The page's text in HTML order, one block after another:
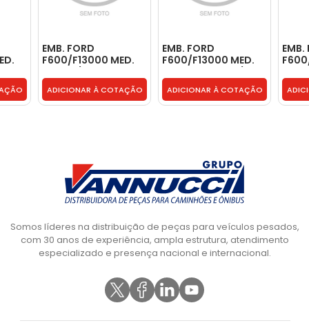
EMB. FORD
F600/F13000 MED.
ROL. -
BD2T3111AX/STD
ADICIONAR À COTAÇÃO
EMB. FORD
F600/F13000 MED.
CHIMIE E ROL. -
VA026XAR/010
ADICIONAR À COTAÇÃO
EMB.
Somos líderes na distribuição de peças para veículos pesados,
com 30 anos de experiência, ampla estrutura, atendimento
especializado e presença nacional e internacional.